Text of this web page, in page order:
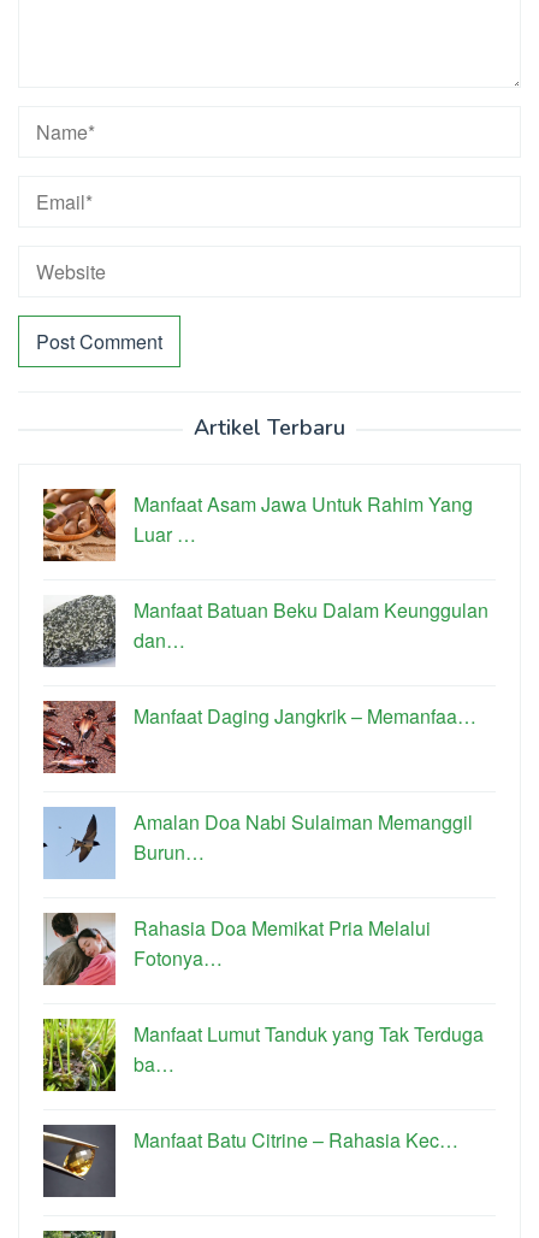
Artikel Terbaru
Manfaat Asam Jawa Untuk Rahim Yang
Luar …
Manfaat Batuan Beku Dalam Keunggulan
dan…
Manfaat Daging Jangkrik – Memanfaa…
Amalan Doa Nabi Sulaiman Memanggil
Burun…
Rahasia Doa Memikat Pria Melalui
Fotonya…
Manfaat Lumut Tanduk yang Tak Terduga
ba…
Manfaat Batu Citrine – Rahasia Kec…